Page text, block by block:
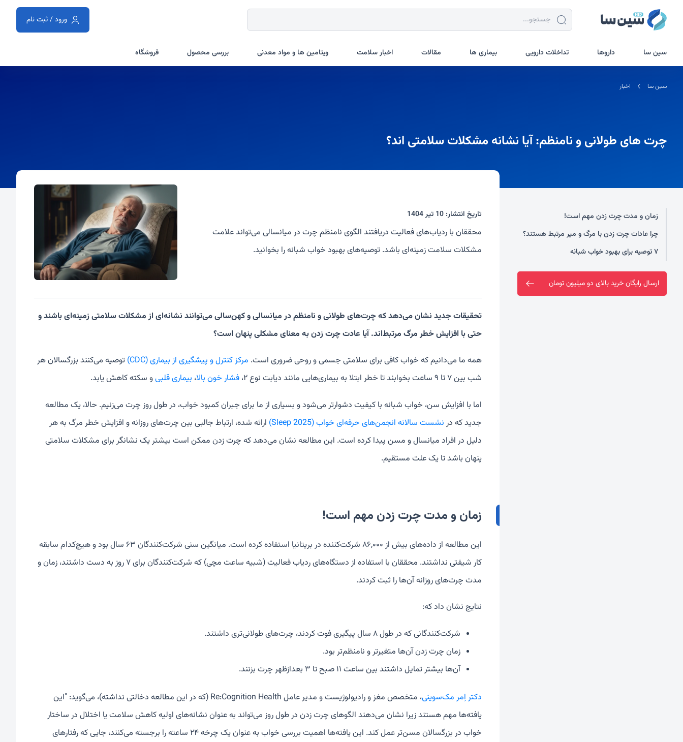
ورود / ثبت نام
سین سا داروها تداخلات دارویی بیماری ها مقالات اخبار سلامت ویتامین ها و مواد معدنی بررسی محصول فروشگاه
سین سا اخبار
چرت های طولانی و نامنظم: آیا نشانه مشکلات سلامتی اند؟
زمان و مدت چرت زدن مهم است!
چرا عادات چرت زدن با مرگ و میر مرتبط هستند؟
۷ توصیه برای بهبود خواب شبانه
ارسال رایگان خرید بالای دو میلیون تومان
تاریخ انتشار: 10 تیر 1404
محققان با ردیاب‌های فعالیت دریافتند الگوی نامنظم چرت در میانسالی می‌تواند علامت
مشکلات سلامت زمینه‌ای باشد. توصیه‌های بهبود خواب شبانه را بخوانید.
تحقیقات جدید نشان می‌دهد که چرت‌های طولانی و نامنظم در میانسالی و کهن‌سالی می‌توانند نشانه‌ای از مشکلات سلامتی زمینه‌ای باشند و
حتی با افزایش خطر مرگ مرتبط‌اند. آیا عادت چرت زدن به معنای مشکلی پنهان است؟
همه ما می‌دانیم که خواب کافی برای سلامتی جسمی و روحی ضروری است. مرکز کنترل و پیشگیری از بیماری (CDC)
توصیه می‌کنند بزرگسالان هر
شب بین ۷ تا ۹ ساعت بخوابند تا خطر ابتلا به بیماری‌هایی مانند دیابت نوع ۲،
فشار خون بالا، بیماری قلبیو سکته کاهش یابد.
اما با افزایش سن، خواب شبانه با کیفیت دشوارتر می‌شود و بسیاری از ما برای جبران کمبود خواب، در طول روز چرت می‌زنیم. حالا، یک مطالعه
جدید که در نشست سالانه انجمن‌های حرفه‌ای خواب (Sleep 2025)
ارائه شده، ارتباط جالبی بین چرت‌های روزانه و افزایش خطر مرگ به هر
دلیل در افراد میانسال و مسن پیدا کرده است. این مطالعه نشان می‌دهد که چرت زدن ممکن است بیشتر یک نشانگر برای مشکلات سلامتی
پنهان باشد تا یک علت مستقیم.
زمان و مدت چرت زدن مهم است!
این مطالعه از داده‌های بیش از ۸۶,۰۰۰ شرکت‌کننده در بریتانیا استفاده کرده است. میانگین سنی شرکت‌کنندگان ۶۳ سال بود و هیچ‌کدام سابقه
کار شیفتی نداشتند. محققان با استفاده از دستگاه‌های ردیاب فعالیت (شبیه ساعت مچی) که شرکت‌کنندگان برای ۷ روز به دست داشتند، زمان و
مدت چرت‌های روزانه آن‌ها را ثبت کردند.
نتایج نشان داد که:
شرکت‌کنندگانی که در طول ۸ سال پیگیری فوت کردند، چرت‌های طولانی‌تری داشتند.
زمان چرت زدن آن‌ها متغیرتر و نامنظم‌تر بود.
آن‌ها بیشتر تمایل داشتند بین ساعت ۱۱ صبح تا ۳ بعدازظهر چرت بزنند.
دکتر اِمر مک‌سوینی
، متخصص مغز و رادیولوژیست و مدیر عامل Re:Cognition Health (که در این مطالعه دخالتی نداشته)، می‌گوید: "این
یافته‌ها مهم هستند زیرا نشان می‌دهند الگوهای چرت زدن در طول روز می‌تواند به عنوان نشانه‌های اولیه کاهش سلامت یا اختلال در ساختار
خواب در بزرگسالان مسن‌تر عمل کند. این یافته‌ها اهمیت بررسی خواب به عنوان یک چرخه ۲۴ ساعته را برجسته می‌کنند، جایی که رفتارهای